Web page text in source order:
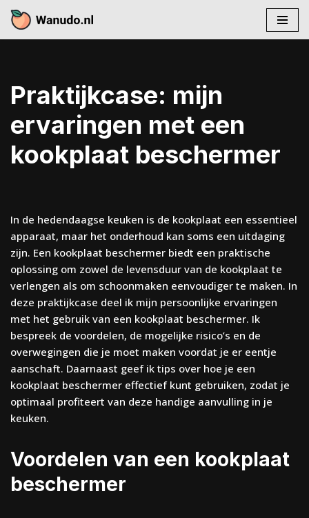
Skip
Praktijkcase: mijn
ervaringen met een
kookplaat beschermer
In de hedendaagse keuken is de kookplaat een essentieel
apparaat, maar het onderhoud kan soms een uitdaging
zijn. Een kookplaat beschermer biedt een praktische
oplossing om zowel de levensduur van de kookplaat te
verlengen als om schoonmaken eenvoudiger te maken. In
deze praktijkcase deel ik mijn persoonlijke ervaringen
met het gebruik van een kookplaat beschermer. Ik
bespreek de voordelen, de mogelijke risico’s en de
overwegingen die je moet maken voordat je er eentje
aanschaft. Daarnaast geef ik tips over hoe je een
kookplaat beschermer effectief kunt gebruiken, zodat je
optimaal profiteert van deze handige aanvulling in je
keuken.
Voordelen van een kookplaat
beschermer